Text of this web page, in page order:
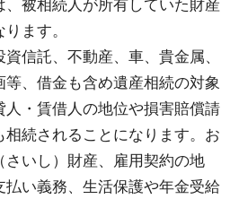
被相続人が所有していた財産
ます。
信託、不動産、車、貴金属、
、借金も含め遺産相続の対象
人・賃借人の地位や損害賠償請
続されることになります。お
いし）財産、雇用契約の地
い義務、生活保護や年金受給